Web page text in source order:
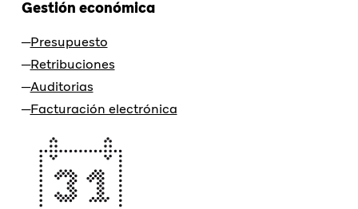
Gestión económica
Presupuesto
Retribuciones
Auditorias
Facturación electrónica